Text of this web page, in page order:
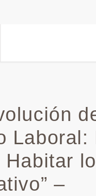
Laboral:
Habitar lo
–